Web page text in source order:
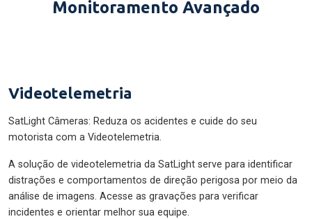
Monitoramento Avançado
Videotelemetria
SatLight Câmeras: Reduza os acidentes e cuide do seu
motorista com a Videotelemetria.
A solução de videotelemetria da SatLight serve para identificar
distrações e comportamentos de direção perigosa por meio da
análise de imagens. Acesse as gravações para verificar
incidentes e orientar melhor sua equipe.